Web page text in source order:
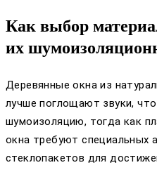
Как выбор
их
Деревянные окна из
лучше поглощают звуки,
шумоизоляцию, тогда как
окна требуют специальных
стеклопакетов для